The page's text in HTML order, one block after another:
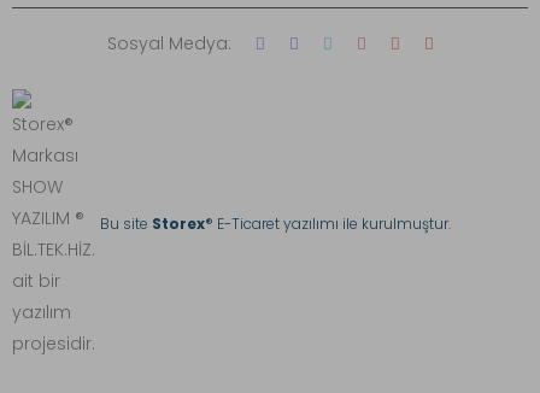
Bu site Storex® E-Ticaret yazılımı ile kurulmuştur.
Sosyal Medya: